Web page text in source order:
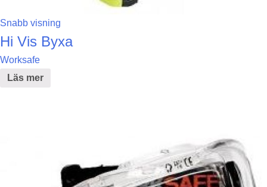
Snabb visning
Hi Vis Byxa
Worksafe
Läs mer